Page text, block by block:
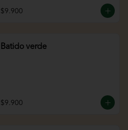
$9.900
Batido verde
$9.900